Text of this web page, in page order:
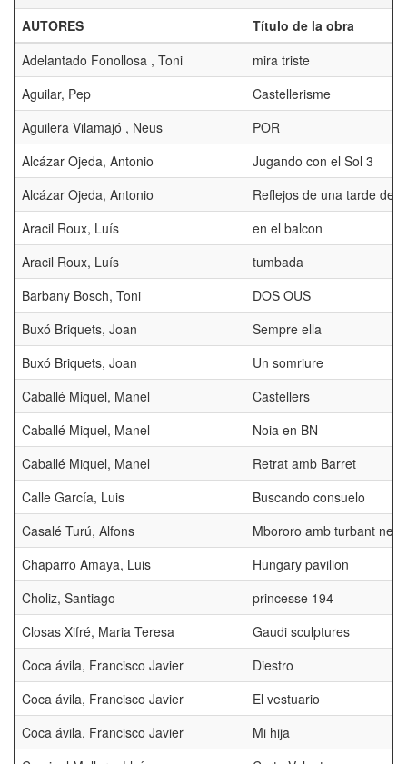
AUTORES
Título de la obra
Adelantado Fonollosa , Toni
mira triste
Aguilar, Pep
Castellerisme
Aguilera Vilamajó , Neus
POR
Alcázar Ojeda, Antonio
Jugando con el Sol 3
Alcázar Ojeda, Antonio
Reflejos de una tarde de
Aracil Roux, Luís
en el balcon
Aracil Roux, Luís
tumbada
Barbany Bosch, Toni
DOS OUS
Buxó Briquets, Joan
Sempre ella
Buxó Briquets, Joan
Un somriure
Caballé Miquel, Manel
Castellers
Caballé Miquel, Manel
Noia en BN
Caballé Miquel, Manel
Retrat amb Barret
Calle García, Luis
Buscando consuelo
Casalé Turú, Alfons
Mbororo amb turbant
Chaparro Amaya, Luis
Hungary pavilion
Choliz, Santiago
princesse 194
Closas Xifré, Maria Teresa
Gaudi sculptures
Coca ávila, Francisco Javier
Diestro
Coca ávila, Francisco Javier
El vestuario
Coca ávila, Francisco Javier
Mi hija